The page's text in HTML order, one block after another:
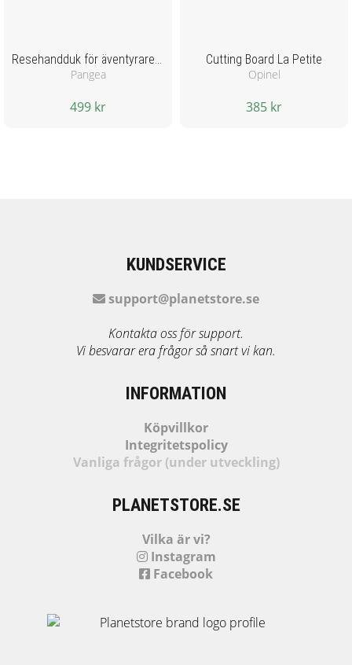
Resehandduk för äventyraren - XL- Svart
Pangea
499 kr
Cutting Board La Petite
Opinel
385 kr
KUNDSERVICE
support@planetstore.se
Kontakta oss för support.
Vi besvarar era frågor så snart vi kan.
INFORMATION
Köpvillkor
Integritetspolicy
Vanliga frågor (under utveckling)
PLANETSTORE.SE
Vilka är vi?
Instagram
Facebook